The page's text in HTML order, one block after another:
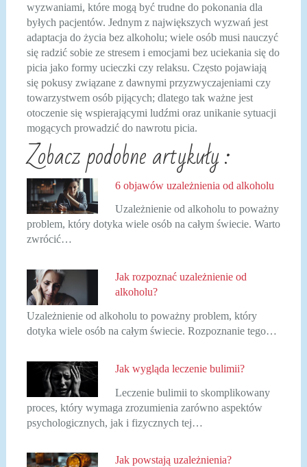
wyzwaniami, które mogą być trudne do pokonania dla
byłych pacjentów. Jednym z największych wyzwań jest
adaptacja do życia bez alkoholu; wiele osób musi nauczyć
się radzić sobie ze stresem i emocjami bez uciekania się do
picia jako formy ucieczki czy relaksu. Często pojawiają
się pokusy związane z dawnymi przyzwyczajeniami czy
towarzystwem osób pijących; dlatego tak ważne jest
otoczenie się wspierającymi ludźmi oraz unikanie sytuacji
mogących prowadzić do nawrotu picia.
Zobacz podobne artykuły :
6 objawów uzależnienia od alkoholu
Uzależnienie od alkoholu to poważny
problem, który dotyka wiele osób na całym świecie. Warto
zwrócić…
Jak rozpoznać uzależnienie od
alkoholu?
Uzależnienie od alkoholu to poważny problem, który
dotyka wiele osób na całym świecie. Rozpoznanie tego…
Jak wygląda leczenie bulimii?
Leczenie bulimii to skomplikowany
proces, który wymaga zrozumienia zarówno aspektów
psychologicznych, jak i fizycznych tej…
Jak powstają uzależnienia?